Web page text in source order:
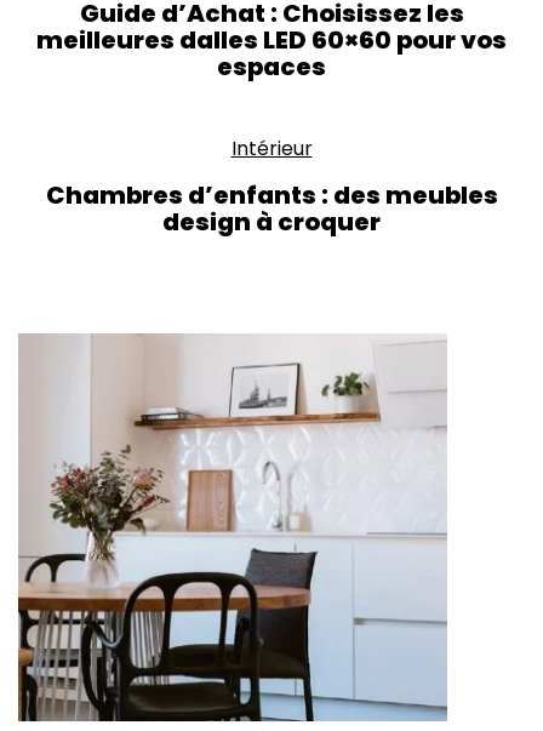
Guide d’Achat : Choisissez les
meilleures dalles LED 60×60 pour vos
espaces
Intérieur
Chambres d’enfants : des meubles
design à croquer